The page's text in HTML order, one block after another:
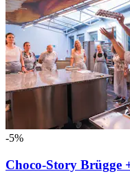
-5%
Choco-Story Brügge